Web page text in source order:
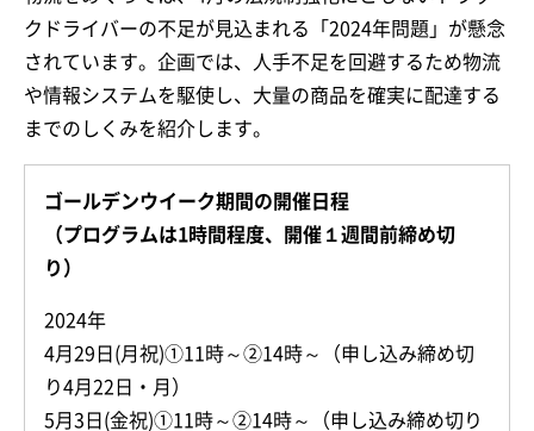
クドライバーの不足が見込まれる「2024年問題」が懸念
されています。企画では、人手不足を回避するため物流
や情報システムを駆使し、大量の商品を確実に配達する
までのしくみを紹介します。
ゴールデンウイーク期間の開催日程
（プログラムは1時間程度、開催１週間前締め切
り）
2024年
4月29日(月祝)①11時～②14時～（申し込み締め切
り4月22日・月）
5月3日(金祝)①11時～②14時～（申し込み締め切り